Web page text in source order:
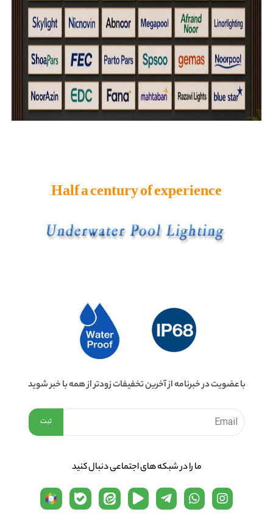
ما را در شبكه های اجتماعی دنبال کنید
با عضویت در خبرنامه از آخرین تخفیفات زودتر از همه با خبر شوید
Half a century of experience